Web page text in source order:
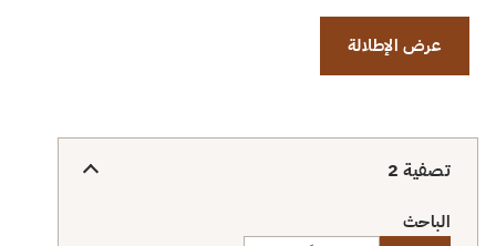
عرض الإطلالة
تصفية 2
الباحث